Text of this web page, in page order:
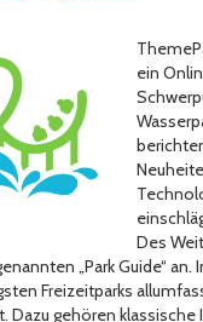
ein
Des
„Park Guide“ an.
Freizeitparks
Dazu gehören